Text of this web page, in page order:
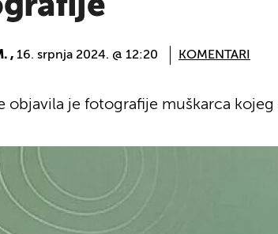
, 16. srpnja 2024. @ 12:20 KOMENTARI
objavila je fotografije muškarca